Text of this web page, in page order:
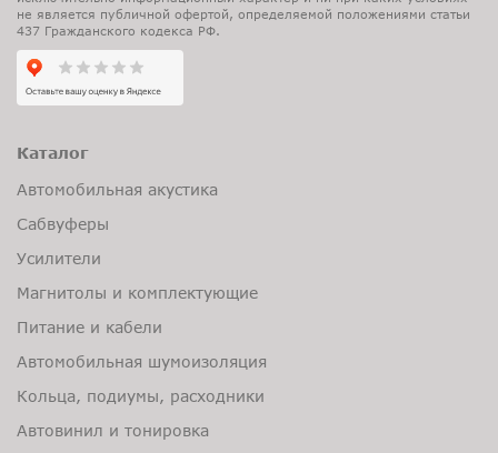
не является публичной офертой, определяемой положениями статьи
437 Гражданского кодекса РФ.
Каталог
Автомобильная акустика
Сабвуферы
Усилители
Магнитолы и комплектующие
Питание и кабели
Автомобильная шумоизоляция
Кольца, подиумы, расходники
Автовинил и тонировка